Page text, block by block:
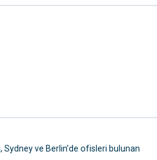
ve Berlin’de ofisleri bulunan